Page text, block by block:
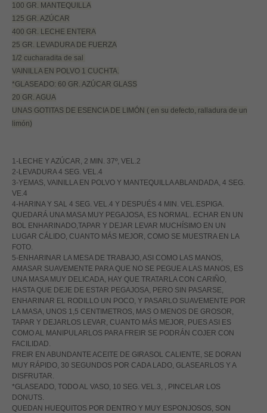
100 GR. MANTEQUILLA
125 GR. AZÚCAR
400 GR. LECHE ENTERA
25 GR. LEVADURA DE FUERZA
1/2 cucharadita de sal
VAINILLA EN POLVO 1 CUCHTA.
*GLASEADO: 60 GR. AZÚCAR GLASS
20 GR. AGUA
UNAS GOTITAS DE ESENCIA DE LIMÓN ( en su defecto, ralladura de un
limón)
1-LECHE Y AZÚCAR, 2 MIN. 37º, VEL.2
2-LEVADURA 4 SEG. VEL.4
3-YEMAS, VAINILLA EN POLVO Y MANTEQUILLA ABLANDADA, 4 SEG.
VE.4
4-HARINA Y SAL 4 SEG. VEL.4 Y DESPUÉS 4 MIN. VEL.ESPIGA.
QUEDARÁ UNA MASA MUY PEGAJOSA, ES NORMAL. ECHAR EN UN
BOL ENHARINADO,TAPAR Y DEJAR LEVAR MUCHÍSIMO EN UN
LUGAR CÁLIDO, CUANTO MÁS MEJOR, COMO SE MUESTRA EN LA
FOTO.
5-ENHARINAR LA MESA DE TRABAJO, ASI COMO LAS MANOS,
AMASAR SUAVEMENTE PARA QUE NO SE PEGUE A LAS MANOS, ES
UNA MASA MUY DELICADA, HAY QUE TRATARLA CON CARIÑO,
HASTA QUE DEJE DE ESTAR PEGAJOSA, PERO SIN PASARSE,
ENHARINAR EL RODILLO UN POCO, Y PASARLO SUAVEMENTE POR
LA MASA, UNOS 1,5 CENTIMETROS, MAS O MENOS DE GROSOR,
TAPAR Y DEJARLOS LEVAR, CUANTO MÁS MEJOR, PUES ASI ES
COMO AL MANIPULARLOS PARA FREIR SE PODRÁN COJER CON
FACILIDAD.
FREIR EN ABUNDANTE ACEITE DE GIRASOL CALIENTE, SE DORAN
MUY RÁPIDO, 30 SEGUNDOS POR CADA LADO, GLASEARLOS Y A
DISFRUTAR.
*GLASEADO, TODO AL VASO, 10 SEG. VEL.3, , PINCELAR LOS
DONUTS.
QUEDAN HUEQUITOS POR DENTRO Y MUY ESPONJOSOS, SON